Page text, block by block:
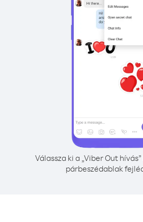
Válassza ki a „Viber Out
párbeszédablak